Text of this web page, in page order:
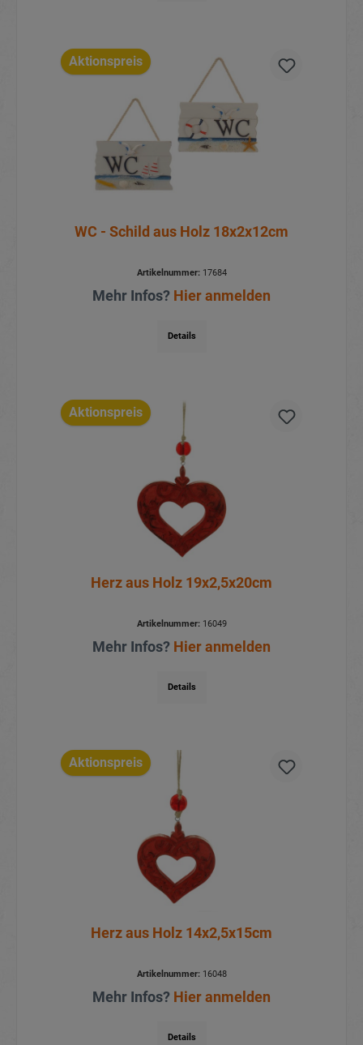
Aktionspreis
WC - Schild aus Holz 18x2x12cm
Artikelnummer:17684
Mehr Infos? Hier anmelden
Details
Aktionspreis
Herz aus Holz 19x2,5x20cm
Artikelnummer:16049
Mehr Infos? Hier anmelden
Details
Aktionspreis
Herz aus Holz 14x2,5x15cm
Artikelnummer:16048
Mehr Infos? Hier anmelden
Details